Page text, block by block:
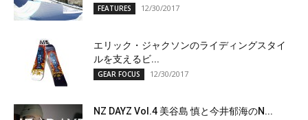
FEATURES 12/30/2017
エリック・ジャクソンのライディングスタイ
ルを支えるビ...
GEAR FOCUS 12/30/2017
NZ DAYZ Vol.4 美谷島 慎と今井郁海のN...